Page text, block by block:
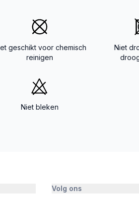
geschikt voor chemisch
reinigen
Niet
Niet bleken
Volg ons